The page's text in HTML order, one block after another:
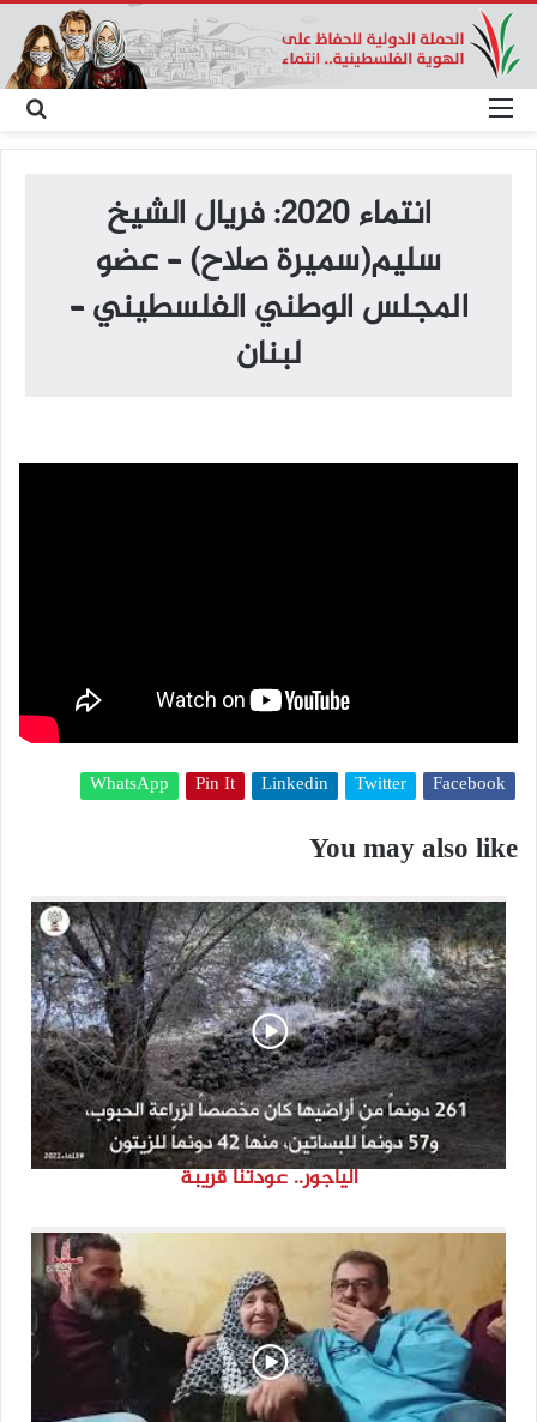
عن
انتماء 2020: فريال الشيخ
سليم(سميرة صلاح) – عضو
المجلس الوطني الفلسطيني –
لبنان
Facebook
Twitter
Linkedin
Pin It
WhatsApp
You may also like
الياجور.. عودتنا قريبة